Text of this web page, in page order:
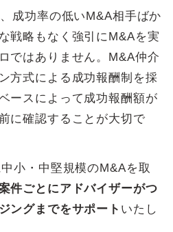
成功率の低いM&A相手ばか
戦略もなく強引にM&Aを実
ではありません。M&A仲介
方式による成功報酬制を採
ースによって成功報酬額が
に確認することが大切で
小・中堅規模のM&Aを取
件ごとにアドバイザーがつ
ングまでをサポート いたし